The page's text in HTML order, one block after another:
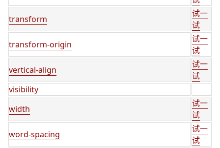
transform
试一
试
transform-origin
试一
试
vertical-align
试一
试
visibility
width
试一
试
word-spacing
试一
试